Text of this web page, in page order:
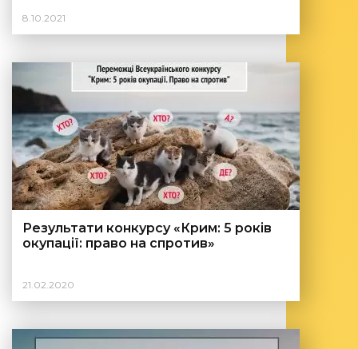
8.10.2021
Результати конкурсу «Крим: 5 років
окупації: право на спротив»
21.02.2020